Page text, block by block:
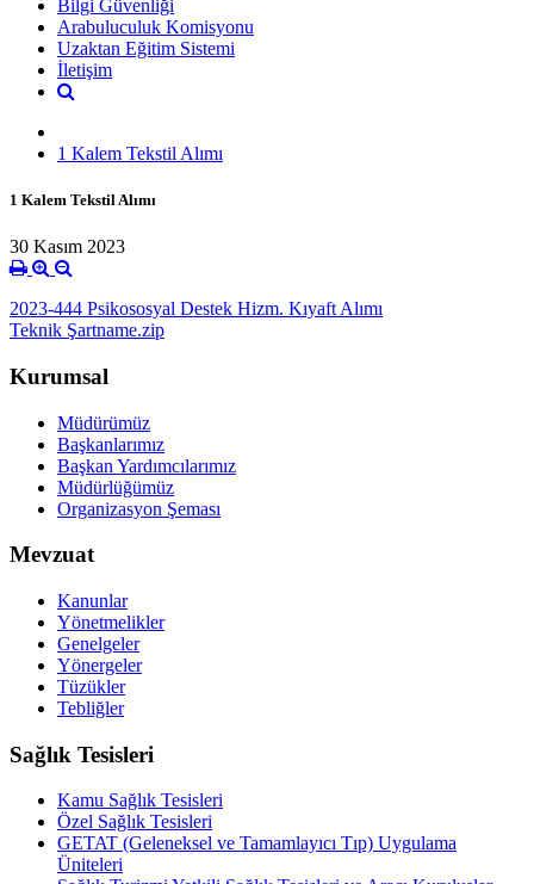
Bilgi Güvenliği
Arabuluculuk Komisyonu
Uzaktan Eğitim Sistemi
İletişim
1 Kalem Tekstil Alımı
1 Kalem Tekstil Alımı
30 Kasım 2023
2023-444 Psikososyal Destek Hizm. Kıyaft Alımı
Teknik Şartname.zip
Kurumsal
Müdürümüz
Başkanlarımız
Başkan Yardımcılarımız
Müdürlüğümüz
Organizasyon Şeması
Mevzuat
Kanunlar
Yönetmelikler
Genelgeler
Yönergeler
Tüzükler
Tebliğler
Sağlık Tesisleri
Kamu Sağlık Tesisleri
Özel Sağlık Tesisleri
GETAT (Geleneksel ve Tamamlayıcı Tıp) Uygulama
Üniteleri